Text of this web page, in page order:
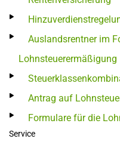
Auslandsrentner im
Lohnsteuerermäßigung
Antrag auf
Formulare für die
Service